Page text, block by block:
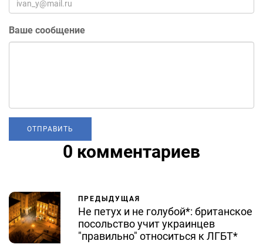
Ваше сообщение
0 комментариев
ПРЕДЫДУЩАЯ
Не петух и не голубой*: британское
посольство учит украинцев
"правильно" относиться к ЛГБТ*